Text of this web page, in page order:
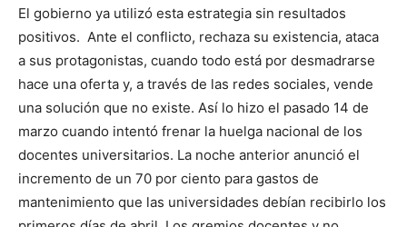
El gobierno ya utilizó esta estrategia sin resultados
positivos. Ante el conflicto, rechaza su existencia, ataca
a sus protagonistas, cuando todo está por desmadrarse
hace una oferta y, a través de las redes sociales, vende
una solución que no existe. Así lo hizo el pasado 14 de
marzo cuando intentó frenar la huelga nacional de los
docentes universitarios. La noche anterior anunció el
incremento de un 70 por ciento para gastos de
mantenimiento que las universidades debían recibirlo los